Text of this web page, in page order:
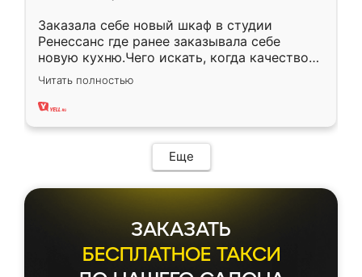
Заказала себе новый шкаф в студии
Ренессанс где ранее заказывала себе
новую кухню.Чего искать, когда качеством
вполне довольна. Служит кухня уже почти
два года, нареканий нет.
Читать полностью
Еще
ЗАКАЗАТЬ
БЕСПЛАТНОЕ ТАКСИ